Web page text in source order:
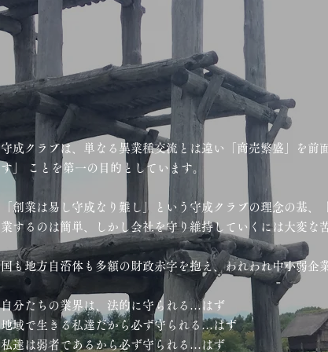
守成クラブは、単なる異業種交流とは違い「商売繁盛」を
す」 ことを第一の目的としています。
「創業は易し守成なり難し」という守成クラブの理念の基
業するのは簡単、しかし会社を守り維持していくには大変な
国も地方自治体も多額の財政赤字を抱え、われわれ中小弱企
自分たちの業界は、法的に守られる…はず
地域で生きる私達だから必ず守られる…はず
私達は弱者であるから必ず守られる…はず